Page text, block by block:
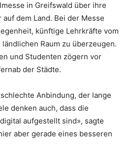
in Greifswald über ihre
dem Land. Bei der Messe
künftige Lehrkräfte vom
Raum zu überzeugen.
und Studenten zögern vor
der Städte.
Anbindung, der lange
denken auch, dass die
aufgestellt sind», sagte
aber gerade eines besseren